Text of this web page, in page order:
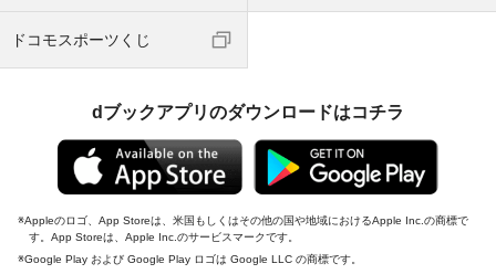
ドコモスポーツくじ
dブックアプリのダウンロードはコチラ
Appleのロゴ、App Storeは、米国もしくはその他の国や地域におけるApple Inc.の商標で
す。App Storeは、Apple Inc.のサービスマークです。
Google Play および Google Play ロゴは Google LLC の商標です。